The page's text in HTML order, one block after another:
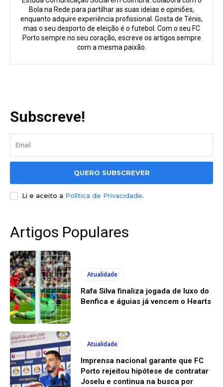
Bola na Rede para partilhar as suas ideias e opiniões,
enquanto adquire experiência profissional. Gosta de Ténis,
mas o seu desporto de eleição é o futebol. Com o seu FC
Porto sempre no seu coração, escreve os artigos sempre
com a mesma paixão.
Subscreve!
QUERO SUBSCREVER
Li e aceito a Política de Privacidade.
Artigos Populares
Atualidade
Rafa Silva finaliza jogada de luxo do
Benfica e águias já vencem o Hearts
Atualidade
Imprensa nacional garante que FC
Porto rejeitou hipótese de contratar
Joselu e continua na busca por